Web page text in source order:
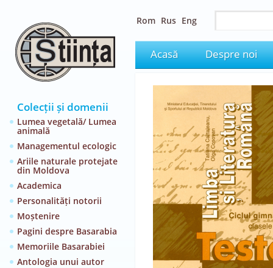
Colecții și domenii
Lumea vegetală/ Lumea
animală
Managementul ecologic
Ariile naturale protejate
din Moldova
Academica
Personalități notorii
Moștenire
Pagini despre Basarabia
Memoriile Basarabiei
Antologia unui autor
Rom Rus Eng
Acasă Despre noi